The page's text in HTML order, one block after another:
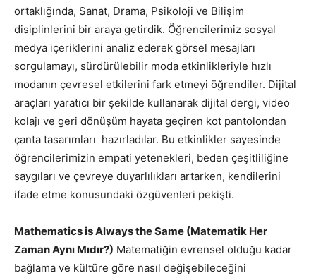
ortaklığında, Sanat, Drama, Psikoloji ve Bilişim
disiplinlerini bir araya getirdik. Öğrencilerimiz sosyal
medya içeriklerini analiz ederek görsel mesajları
sorgulamayı, sürdürülebilir moda etkinlikleriyle hızlı
modanın çevresel etkilerini fark etmeyi öğrendiler. Dijital
araçları yaratıcı bir şekilde kullanarak dijital dergi, video
kolajı ve geri dönüşüm hayata geçiren kot pantolondan
çanta tasarımları hazırladılar. Bu etkinlikler sayesinde
öğrencilerimizin empati yetenekleri, beden çeşitliliğine
saygıları ve çevreye duyarlılıkları artarken, kendilerini
ifade etme konusundaki özgüvenleri pekişti.
Mathematics is Always the Same (Matematik Her
Zaman Aynı Mıdır?) Matematiğin evrensel olduğu kadar
bağlama ve kültüre göre nasıl değişebileceğini